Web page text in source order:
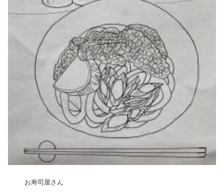
お寿司屋さん